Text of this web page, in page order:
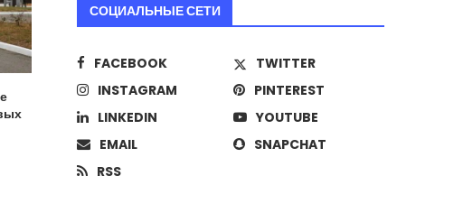
Стало известно о разработке в
России РСЗО для...
22 августа, 2025
ИИ научили печатать
СОЦИАЛЬНЫЕ СЕТИ
FACEBOOK
TWITTER
INSTAGRAM
PINTEREST
LINKEDIN
YOUTUBE
EMAIL
SNAPCHAT
RSS